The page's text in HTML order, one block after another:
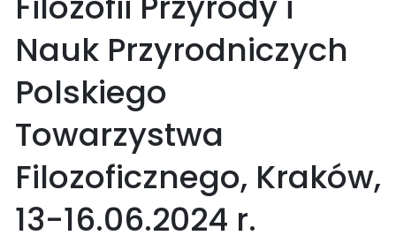
Nauk Przyrodniczych
Polskiego
Towarzystwa
Filozoficznego, Kraków,
13-16.06.2024 r.